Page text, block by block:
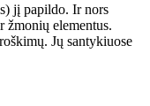
jį papildo. Ir nors
žmonių elementus.
Jų santykiuose